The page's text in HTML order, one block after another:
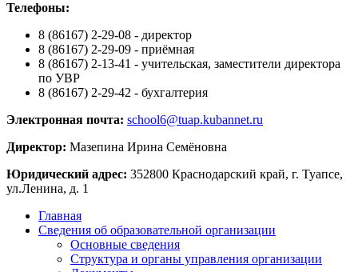
Телефоны:
8 (86167) 2-29-08 - директор
8 (86167) 2-29-09 - приёмная
8 (86167) 2-13-41 - учительская, заместители директора
по УВР
8 (86167) 2-29-42 - бухгалтерия
Электронная почта: school6@tuap.kubannet.ru
Директор: Мазепина Ирина Семёновна
Юридический адрес: 352800 Краснодарский край, г. Туапсе,
ул.Ленина, д. 1
Главная
Сведения об образовательной организации
Основные сведения
Структура и органы управления организации